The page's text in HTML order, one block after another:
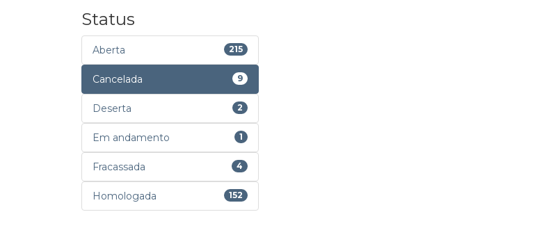
Status
Aberta 215
Cancelada 9
Deserta 2
Em andamento 1
Fracassada 4
Homologada 152